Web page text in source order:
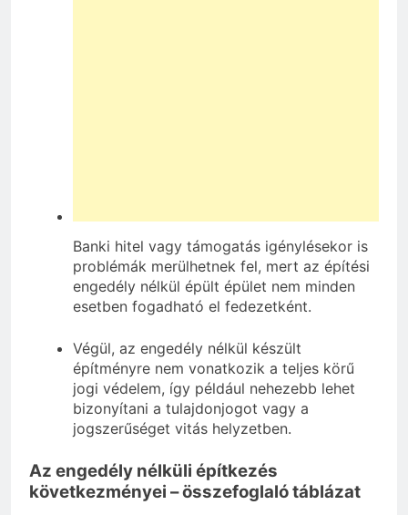
Banki hitel vagy támogatás igénylésekor is
problémák merülhetnek fel, mert az építési
engedély nélkül épült épület nem minden
esetben fogadható el fedezetként.
Végül, az engedély nélkül készült
építményre nem vonatkozik a teljes körű
jogi védelem, így például nehezebb lehet
bizonyítani a tulajdonjogot vagy a
jogszerűséget vitás helyzetben.
Az engedély nélküli építkezés
következményei – összefoglaló táblázat